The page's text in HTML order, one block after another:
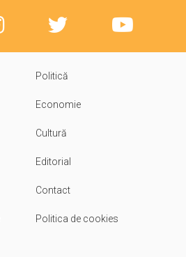
Politică
Economie
Cultură
Editorial
Contact
Politica de cookies